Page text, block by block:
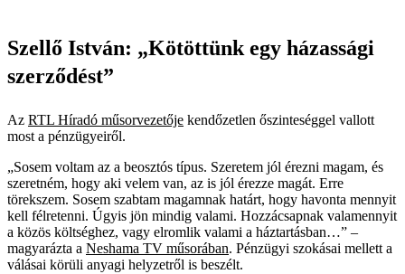
Szellő István: „Kötöttünk egy házassági
szerződést”
Az RTL Híradó műsorvezetője kendőzetlen őszinteséggel vallott
most a pénzügyeiről.
„Sosem voltam az a beosztós típus. Szeretem jól érezni magam, és
szeretném, hogy aki velem van, az is jól érezze magát. Erre
törekszem. Sosem szabtam magamnak határt, hogy havonta mennyit
kell félretenni. Úgyis jön mindig valami. Hozzácsapnak valamennyit
a közös költséghez, vagy elromlik valami a háztartásban…” –
magyarázta a Neshama TV műsorában. Pénzügyi szokásai mellett a
válásai körüli anyagi helyzetről is beszélt.